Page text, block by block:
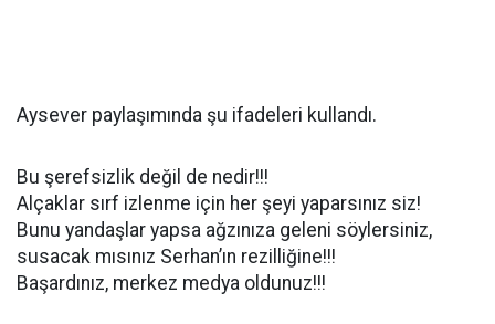
Aysever paylaşımında şu ifadeleri kullandı.
Bu şerefsizlik değil de nedir!!!
Alçaklar sırf izlenme için her şeyi yaparsınız siz!
Bunu yandaşlar yapsa ağzınıza geleni söylersiniz,
susacak mısınız Serhan’ın rezilliğine!!!
Başardınız, merkez medya oldunuz!!!